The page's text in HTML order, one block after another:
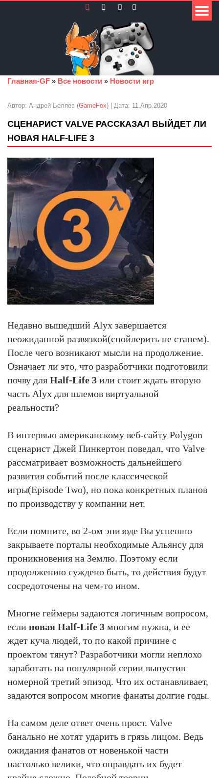
Главная-GF » Все новости » Новости игр
Автор: Андрей Беляев (GameFox) | Дата: 11.Апр.2020
СЦЕНАРИСТ VALVE РАССКАЗАЛ ВЫЙДЕТ ЛИ
НОВАЯ HALF-LIFE 3
Недавно вышедший Alyx завершается
неожиданной развязкой(спойлерить не станем).
После чего возникают мысли на продолжение.
Означает ли это, что разработчики подготовили
почву для Half-Life 3 или стоит ждать вторую
часть Alyx для шлемов виртуальной
реальности?
В интервью американскому веб-сайту Polygon
сценарист Джей Пинкертон поведал, что Valve
рассматривает возможность дальнейшего
развития событий после классической
игры(Episode Two), но пока конкретных планов
по производству у компании нет.
Если помните, во 2-ом эпизоде Вы успешно
закрываете порталы необходимые Альянсу для
проникновения на Землю. Поэтому если
продолжению суждено быть, то действия будут
сосредоточены на чем-то ином.
Многие геймеры задаются логичным вопросом,
если новая Half-Life 3 многим нужна, и ее
ждет куча людей, то по какой причине с
проектом тянут? Разработчики могли неплохо
заработать на популярной серии выпустив
номерной третий эпизод. Что их останавливает,
задаются вопросом многие фанаты долгие годы.
На самом деле ответ очень прост. Valve
банально не хотят ударить в грязь лицом. Ведь
ожидания фанатов от новенькой части
настолько велики, что оправдать их будет